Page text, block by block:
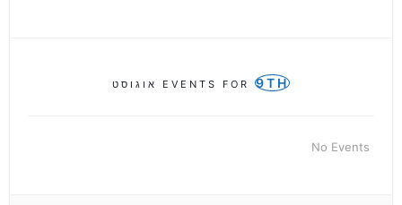
EVENTS FOR 9TH אוגוסט
No Events